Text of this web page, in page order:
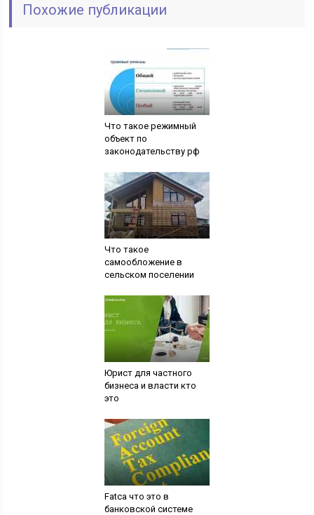
Похожие публикации
Что такое режимный
объект по
законодательству рф
Что такое
самообложение в
сельском поселении
Юрист для частного
бизнеса и власти кто
это
Fatca что это в
банковской системе